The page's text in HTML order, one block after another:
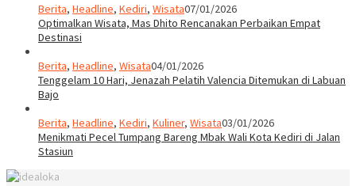
Berita, Headline, Kediri, Wisata07/01/2026
Optimalkan Wisata, Mas Dhito Rencanakan Perbaikan Empat
Destinasi
Berita, Headline, Wisata04/01/2026
Tenggelam 10 Hari, Jenazah Pelatih Valencia Ditemukan di Labuan
Bajo
Berita, Headline, Kediri, Kuliner, Wisata03/01/2026
Menikmati Pecel Tumpang Bareng Mbak Wali Kota Kediri di Jalan
Stasiun